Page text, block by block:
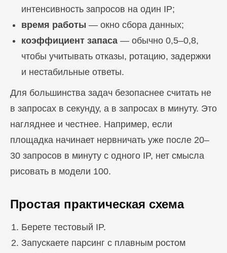
интенсивность запросов на один IP;
время работы — окно сбора данных;
коэффициент запаса — обычно 0,5–0,8,
чтобы учитывать отказы, ротацию, задержки
и нестабильные ответы.
Для большинства задач безопаснее считать не
в запросах в секунду, а в запросах в минуту. Это
нагляднее и честнее. Например, если
площадка начинает нервничать уже после 20–
30 запросов в минуту с одного IP, нет смысла
рисовать в модели 100.
Простая практическая схема
Берете тестовый IP.
Запускаете парсинг с плавным ростом